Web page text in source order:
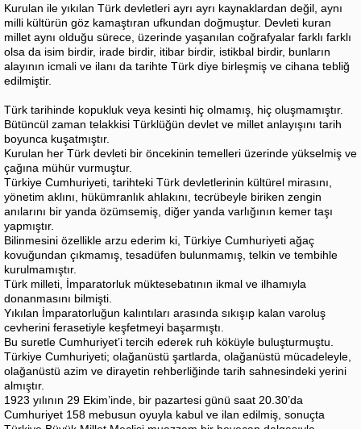
Kurulan ile yıkılan Türk devletleri ayrı ayrı kaynaklardan değil, aynı
milli kültürün göz kamaştıran ufkundan doğmuştur. Devleti kuran
millet aynı olduğu sürece, üzerinde yaşanılan coğrafyalar farklı farklı
olsa da isim birdir, irade birdir, itibar birdir, istikbal birdir, bunların
alayının icmali ve ilanı da tarihte Türk diye birleşmiş ve cihana tebliğ
edilmiştir.
Türk tarihinde kopukluk veya kesinti hiç olmamış, hiç oluşmamıştır.
Bütüncül zaman telakkisi Türklüğün devlet ve millet anlayışını tarih
boyunca kuşatmıştır.
Kurulan her Türk devleti bir öncekinin temelleri üzerinde yükselmiş ve
çağına mühür vurmuştur.
Türkiye Cumhuriyeti, tarihteki Türk devletlerinin kültürel mirasını,
yönetim aklını, hükümranlık ahlakını, tecrübeyle biriken zengin
anılarını bir yanda özümsemiş, diğer yanda varlığının kemer taşı
yapmıştır.
Bilinmesini özellikle arzu ederim ki, Türkiye Cumhuriyeti ağaç
kovuğundan çıkmamış, tesadüfen bulunmamış, telkin ve tembihle
kurulmamıştır.
Türk milleti, İmparatorluk müktesebatının ikmal ve ilhamıyla
donanmasını bilmişti.
Yıkılan İmparatorluğun kalıntıları arasında sıkışıp kalan varoluş
cevherini ferasetiyle keşfetmeyi başarmıştı.
Bu suretle Cumhuriyet’i tercih ederek ruh köküyle buluşturmuştu.
Türkiye Cumhuriyeti; olağanüstü şartlarda, olağanüstü mücadeleyle,
olağanüstü azim ve dirayetin rehberliğinde tarih sahnesindeki yerini
almıştır.
1923 yılının 29 Ekim’inde, bir pazartesi günü saat 20.30’da
Cumhuriyet 158 mebusun oyuyla kabul ve ilan edilmiş, sonuçta